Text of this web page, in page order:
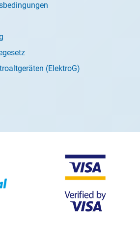
(ElektroG)